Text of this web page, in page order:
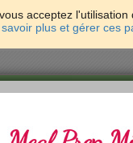
acceptez
savoir plus et gérer ces
& tests Forme & santé